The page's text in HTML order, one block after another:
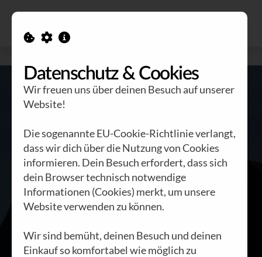
Nobelpreis
BRENNSTOFF NR. 61 |
HEINI STAUDINGER|
Datenschutz & Cookies
Wir freuen uns über deinen Besuch auf unserer
Website!
Die sogenannte EU-Cookie-Richtlinie verlangt,
dass wir dich über die Nutzung von Cookies
informieren. Dein Besuch erfordert, dass sich
dein Browser technisch notwendige
Informationen (Cookies) merkt, um unsere
Website verwenden zu können.
Wir sind bemüht, deinen Besuch und deinen
Einkauf so komfortabel wie möglich zu